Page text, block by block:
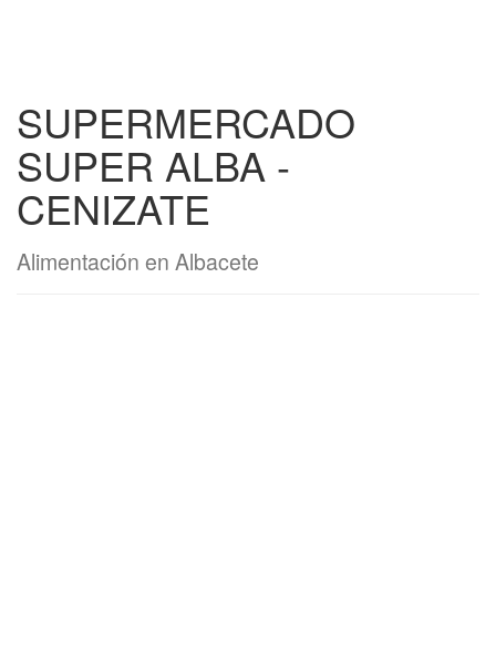
SUPERMERCADO
SUPER ALBA -
CENIZATE
Alimentación en Albacete